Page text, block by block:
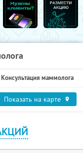
Консультация маммолога
Показать на карте